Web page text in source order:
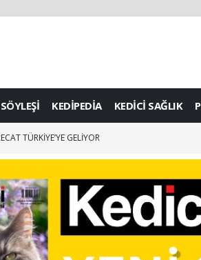
KEDİPEDİA KEDİCİ SAĞLIK
TÜRKİYE’YE GELİYOR